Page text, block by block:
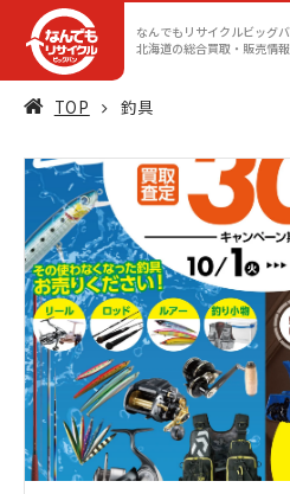
なんでもリサイクルビッグ
北海道の総合買取・販売情
TOP 釣具